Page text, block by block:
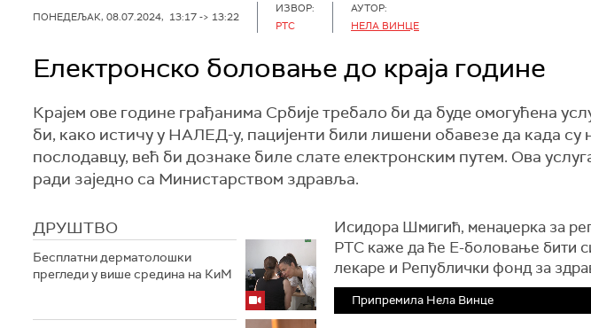
ПОНЕДЕЉАК, 08.07.2024, 13:17 -> 13:22
ИЗВОР:
РТС
АУТОР:
НЕЛА ВИНЦЕ
Електронско боловање до краја године
Крајем ове године грађанима Србије требало би да буде омогућена
би, како истичу у НАЛЕД-у, пацијенти били лишени обавезе да када
послодавцу, већ би дознаке биле слате електронским путем. Ова
ради заједно са Министарством здравља.
ДРУШТВО
Бесплатни дерматолошки
прегледи у више средина на КиМ
Исидора Шмигић, менаџерка за
РТС каже да ће Е-боловање бити
лекаре и Републички фонд за
Припремила Нела Винце